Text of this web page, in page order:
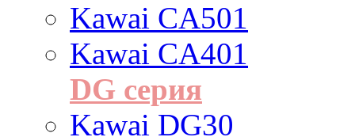
Kawai CA501
Kawai CA401
DG серия
Kawai DG30